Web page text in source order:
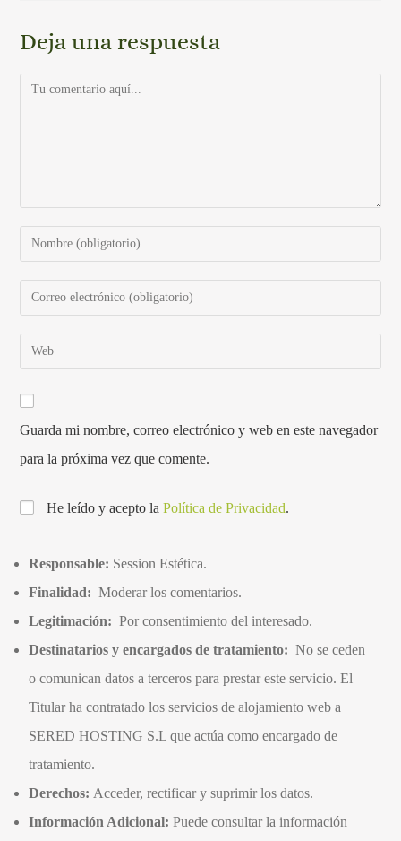
Deja una respuesta
Guarda mi nombre, correo electrónico y web en este navegador
para la próxima vez que comente.
He leído y acepto laPolítica de Privacidad.
Responsable: Session Estética.
Finalidad: Moderar los comentarios.
Legitimación: Por consentimiento del interesado.
Destinatarios y encargados de tratamiento: No se ceden
o comunican datos a terceros para prestar este servicio. El
Titular ha contratado los servicios de alojamiento web a
SERED HOSTING S.L que actúa como encargado de
tratamiento.
Derechos: Acceder, rectificar y suprimir los datos.
Información Adicional: Puede consultar la información